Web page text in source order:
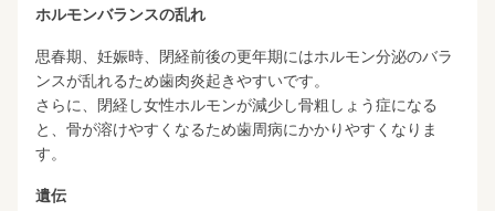
ホルモンバランスの乱れ
思春期、妊娠時、閉経前後の更年期にはホルモン分泌のバラ
ンスが乱れるため歯肉炎起きやすいです。
さらに、閉経し女性ホルモンが減少し骨粗しょう症になる
と、骨が溶けやすくなるため歯周病にかかりやすくなりま
す。
遺伝